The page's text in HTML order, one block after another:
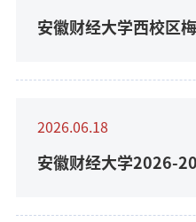
安徽财经大学西校区
2026.06.18
安徽财经大学2026-